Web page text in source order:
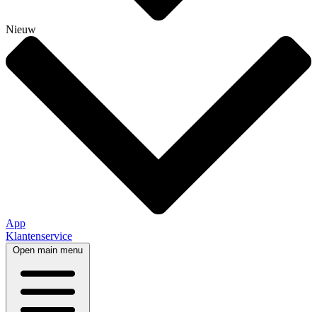
Nieuw
App
Klantenservice
Open main menu